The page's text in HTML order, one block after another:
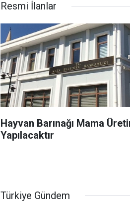
Resmi İlanlar
Hayvan Barınağı Mama
Yapılacaktır
Türkiye Gündem